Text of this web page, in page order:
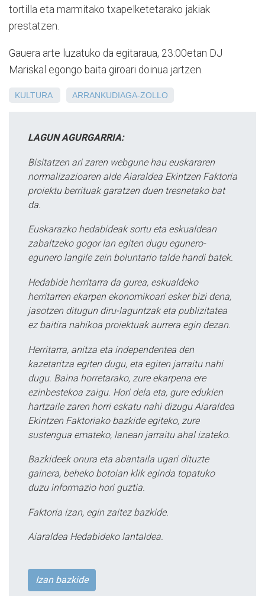
tortilla eta marmitako txapelketetarako jakiak
prestatzen.
Gauera arte luzatuko da egitaraua, 23:00etan DJ
Mariskal egongo baita giroari doinua jartzen.
KULTURA ARRANKUDIAGA-ZOLLO
LAGUN AGURGARRIA:
Bisitatzen ari zaren webgune hau euskararen
normalizazioaren alde Aiaraldea Ekintzen Faktoria
proiektu berrituak garatzen duen tresnetako bat
da.
Euskarazko hedabideak sortu eta eskualdean
zabaltzeko gogor lan egiten dugu egunero-
egunero langile zein boluntario talde handi batek.
Hedabide herritarra da gurea, eskualdeko
herritarren ekarpen ekonomikoari esker bizi dena,
jasotzen ditugun diru-laguntzak eta publizitatea
ez baitira nahikoa proiektuak aurrera egin dezan.
Herritarra, anitza eta independentea den
kazetaritza egiten dugu, eta egiten jarraitu nahi
dugu. Baina horretarako, zure ekarpena ere
ezinbestekoa zaigu. Hori dela eta, gure edukien
hartzaile zaren horri eskatu nahi dizugu Aiaraldea
Ekintzen Faktoriako bazkide egiteko, zure
sustengua emateko, lanean jarraitu ahal izateko.
Bazkideek onura eta abantaila ugari dituzte
gainera, beheko botoian klik eginda topatuko
duzu informazio hori guztia.
Faktoria izan, egin zaitez bazkide.
Aiaraldea Hedabideko lantaldea.
Izan bazkide